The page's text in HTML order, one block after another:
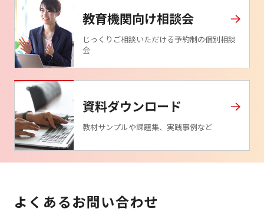
教育機関向け相談会
じっくりご相談いただける予約制の個別相談
会
資料ダウンロード
教材サンプルや課題集、実践事例など
よくあるお問い合わせ